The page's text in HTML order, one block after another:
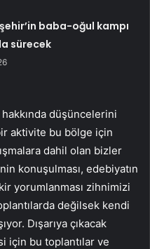
baba-oğul kampı
sürecek
düşüncelerini
aktivite bu bölge için
dahil olan bizler
konuşulması, edebiyatın
yorumlanması zihnimizi
değilsek kendi
Dışarıya çıkacak
için bu toplantılar ve